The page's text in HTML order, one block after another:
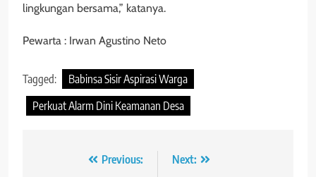
lingkungan bersama,” katanya.
Pewarta : Irwan Agustino Neto
Tagged:
Babinsa Sisir Aspirasi Warga
Perkuat Alarm Dini Keamanan Desa
Navigasi Previous:
Next: